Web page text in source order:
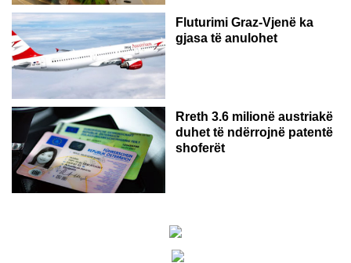
Fluturimi Graz-Vjenë ka
gjasa të anulohet
Rreth 3.6 milionë austriakë
duhet të ndërrojnë patentë
shoferët